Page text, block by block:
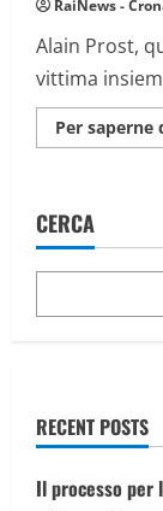
RaiNews -
Alain Prost,
vittima
Per saperne
CERCA
RECENT POSTS
Il processo per